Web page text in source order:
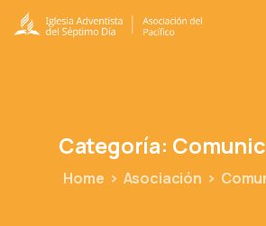
Categoría:
Home Asociación